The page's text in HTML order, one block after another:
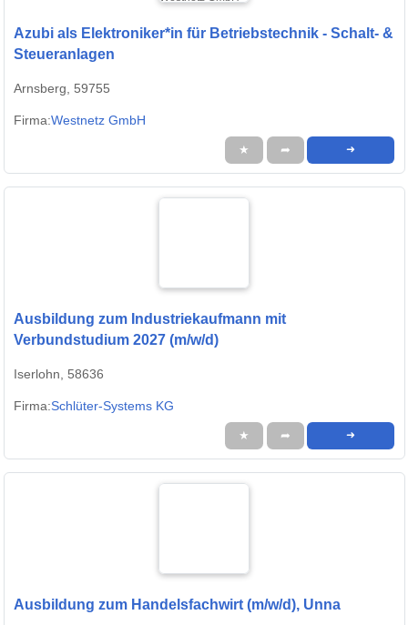
Azubi als Elektroniker*in für Betriebstechnik - Schalt- &
Steueranlagen
Arnsberg, 59755
Firma:Westnetz GmbH
★ ➦ ➜
Ausbildung zum Industriekaufmann mit
Verbundstudium 2027 (m/w/d)
Iserlohn, 58636
Firma:Schlüter-Systems KG
★ ➦ ➜
Ausbildung zum Handelsfachwirt (m/w/d), Unna